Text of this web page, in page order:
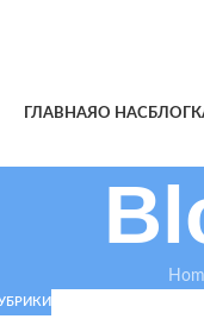
ГЛАВНАЯ О НАСБЛОГ